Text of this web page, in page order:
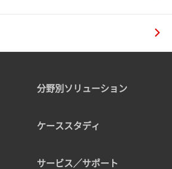
分野別ソリューション
ケーススタディ
サービス／サポート